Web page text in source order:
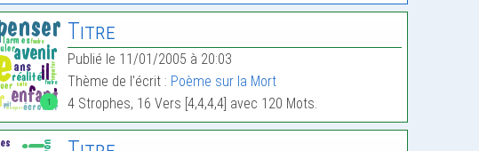
1
Titre
Publié le 11/01/2005 à 20:03
Thème de l'écrit : Poème sur la Mort
4 Strophes, 16 Vers [4,4,4,4] avec 120 Mots.